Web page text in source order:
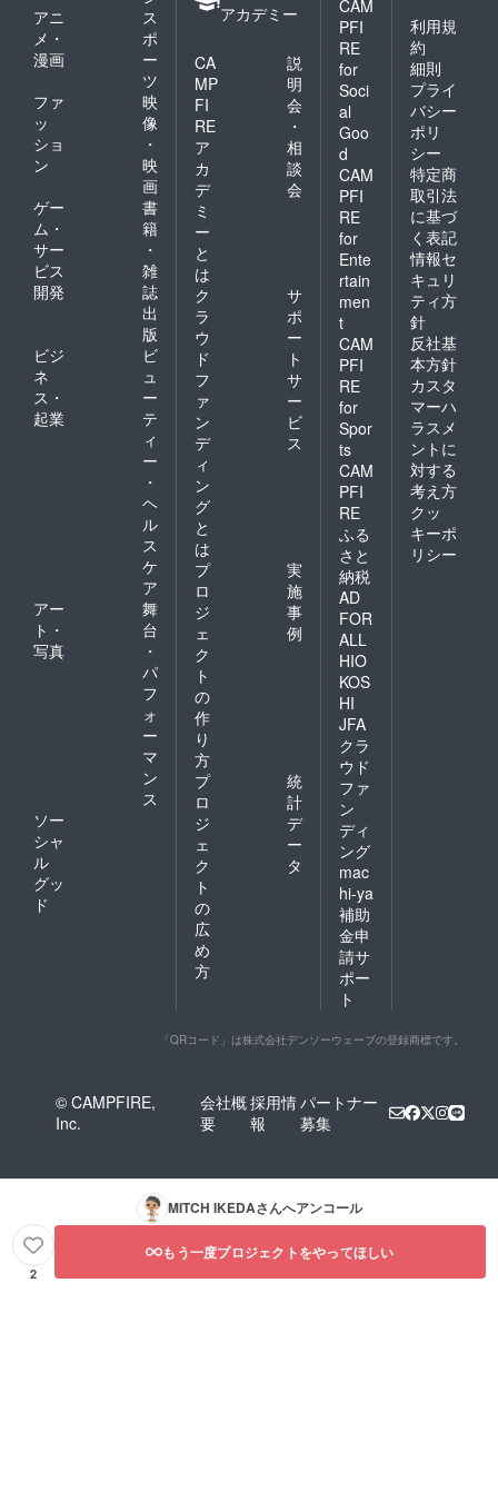
アニ
メ・
漫画
ス
ポ
ー
ツ
ファ
ッ
ショ
ン
映
像
・
映
画
ゲー
ム・
サー
ビス
開発
書
籍
・
雑
誌
出
版
ビジ
ネ
ス・
起業
ビ
ュ
ー
テ
ィ
ー
・
ヘ
ル
ス
ケ
ア
アー
ト・
写真
舞
台
・
パ
フ
ォ
ー
マ
ン
ス
ソー
シャ
ル
グッ
ド
アカデミー
CA
MP
FI
RE
ア
カ
デ
ミ
ー
と
は
説
明
会
・
相
談
会
ク
ラ
ウ
ド
フ
ァ
ン
デ
ィ
ン
グ
と
は
サ
ポ
ー
ト
サ
ー
ビ
ス
プ
ロ
ジ
ェ
ク
ト
の
作
り
方
実
施
事
例
プ
ロ
ジ
ェ
ク
ト
の
広
め
方
統
計
デ
ー
タ
CAM
PFI
RE
for
Soci
al
Goo
d
CAM
PFI
RE
for
Ente
rtain
men
t
CAM
PFI
RE
for
Spor
ts
CAM
PFI
RE
ふる
さと
納税
AD
FOR
ALL
HIO
KOS
HI
JFA
クラ
ウド
ファ
ン
ディ
ング
mac
hi-ya
補助
金申
請サ
ポー
ト
利用規
約
細則
プライ
バシー
ポリ
シー
特定商
取引法
に基づ
く表記
情報セ
キュリ
ティ方
針
反社基
本方針
カスタ
マーハ
ラスメ
ントに
対する
考え方
クッ
キーポ
リシー
「QRコード」は株式会社デンソーウェーブの登録商標です。
© CAMPFIRE,
Inc.
会社概
要
採用情
報
パートナー
募集
MITCH IKEDAさんへアンコール
2
もう一度プロジェクトをやってほしい